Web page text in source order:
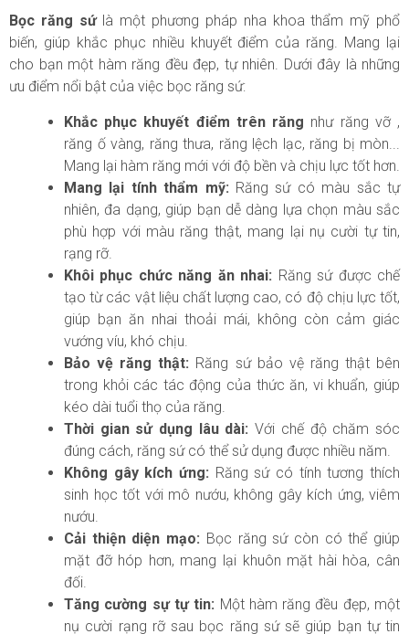
Bọc răng sứlà một phương pháp nha khoa thẩm mỹ phổ
biến, giúp khắc phục nhiều khuyết điểm của răng. Mang lại
cho bạn một hàm răng đều đẹp, tự nhiên. Dưới đây là những
ưu điểm nổi bật của việc bọc răng sứ:
Khắc phục khuyết điểm trên răng như răng vỡ ,
răng ố vàng, răng thưa, răng lệch lạc, răng bị mòn...
Mang lại hàm răng mới với độ bền và chịu lực tốt hơn.
Mang lại tính thẩm mỹ: Răng sứ có màu sắc tự
nhiên, đa dạng, giúp bạn dễ dàng lựa chọn màu sắc
phù hợp với màu răng thật, mang lại nụ cười tự tin,
rạng rỡ.
Khôi phục chức năng ăn nhai: Răng sứ được chế
tạo từ các vật liệu chất lượng cao, có độ chịu lực tốt,
giúp bạn ăn nhai thoải mái, không còn cảm giác
vướng víu, khó chịu.
Bảo vệ răng thật: Răng sứ bảo vệ răng thật bên
trong khỏi các tác động của thức ăn, vi khuẩn, giúp
kéo dài tuổi thọ của răng.
Thời gian sử dụng lâu dài: Với chế độ chăm sóc
đúng cách, răng sứ có thể sử dụng được nhiều năm.
Không gây kích ứng: Răng sứ có tính tương thích
sinh học tốt với mô nướu, không gây kích ứng, viêm
nướu.
Cải thiện diện mạo: Bọc răng sứ còn có thể giúp
mặt đỡ hóp hơn, mang lại khuôn mặt hài hòa, cân
đối.
Tăng cường sự tự tin: Một hàm răng đều đẹp, một
nụ cười rạng rỡ sau bọc răng sứ sẽ giúp bạn tự tin